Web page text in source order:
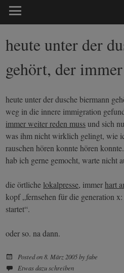
heute unter der
gehört, der
heute unter der dusche biermann
weg in die innere immigration
immer weiter reden mussund sich
was ihm nicht wirklich gelingt, wie
rauschen hören konnte hören
hab ich gerne gemocht, warte nicht
die örtliche lokalpresse, immerhart
kopf „fernsehen für die generation
startet“.
oder so. na dann.
Posted on8. März 2005by fabe
Etwas dazu schreiben